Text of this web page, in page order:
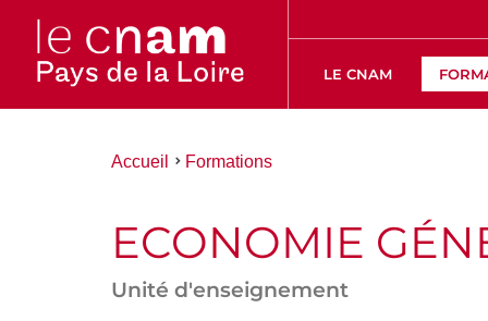
LE CNAM
Vous
Accueil Formations
ECONOMIE
Unité d'enseignement